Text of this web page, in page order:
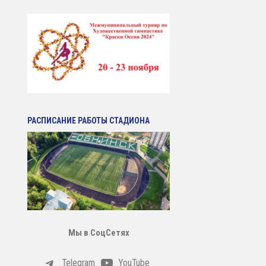
РАСПИСАНИЕ РАБОТЫ СТАДИОНА
Мы в СоцСетях
Telegram YouTube